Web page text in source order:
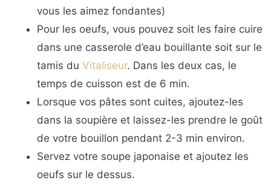
vous les aimez fondantes)
Pour les oeufs, vous pouvez soit les faire cuire
dans une casserole d’eau bouillante soit sur le
tamis du Vitaliseur. Dans les deux cas, le
temps de cuisson est de 6 min.
Lorsque vos pâtes sont cuites, ajoutez-les
dans la soupière et laissez-les prendre le goût
de votre bouillon pendant 2-3 min environ.
Servez votre soupe japonaise et ajoutez les
oeufs sur le dessus.